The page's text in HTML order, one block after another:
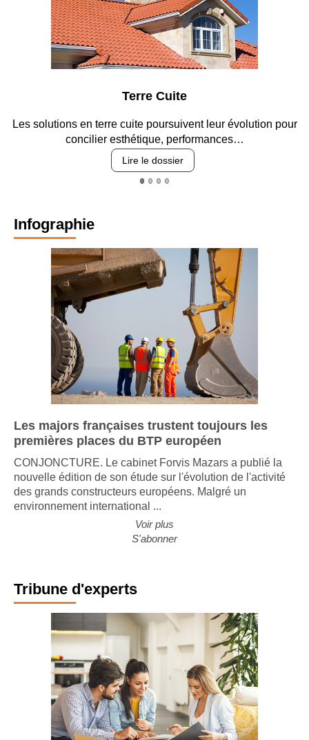
Terre Cuite
solutions en terre cuite poursuivent leur évolution pour
concilier esthétique, performances…
Lire le dossier
Infographie
Les majors françaises trustent toujours les
premières places du BTP européen
CONJONCTURE. Le cabinet Forvis Mazars a publié la
nouvelle édition de son étude sur l'évolution de l'activité
des grands constructeurs européens. Malgré un
environnement international ...
Voir plus
S'abonner
Tribune d'experts